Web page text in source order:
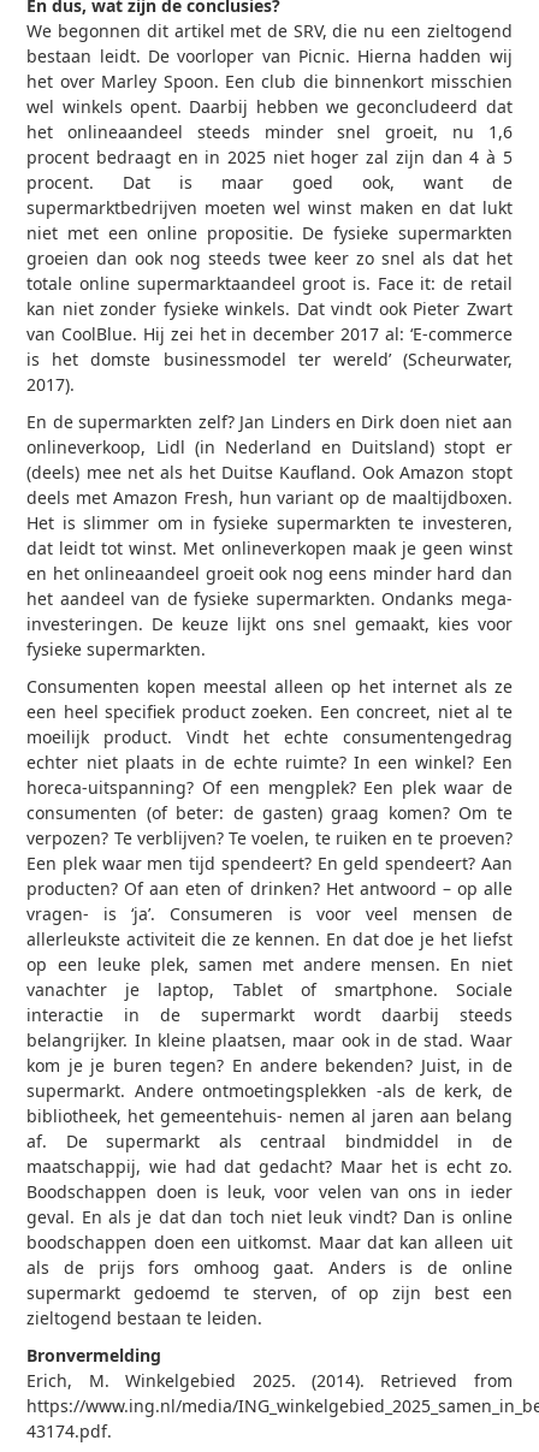
En dus, wat zijn de conclusies?
We begonnen dit artikel met de SRV, die nu een zieltogend
bestaan leidt. De voorloper van Picnic. Hierna hadden wij
het over Marley Spoon. Een club die binnenkort misschien
wel winkels opent. Daarbij hebben we geconcludeerd dat
het onlineaandeel steeds minder snel groeit, nu 1,6
procent bedraagt en in 2025 niet hoger zal zijn dan 4 à 5
procent. Dat is maar goed ook, want de
supermarktbedrijven moeten wel winst maken en dat lukt
niet met een online propositie. De fysieke supermarkten
groeien dan ook nog steeds twee keer zo snel als dat het
totale online supermarktaandeel groot is. Face it: de retail
kan niet zonder fysieke winkels. Dat vindt ook Pieter Zwart
van CoolBlue. Hij zei het in december 2017 al: ‘E-commerce
is het domste businessmodel ter wereld’ (Scheurwater,
2017).
En de supermarkten zelf? Jan Linders en Dirk doen niet aan
onlineverkoop, Lidl (in Nederland en Duitsland) stopt er
(deels) mee net als het Duitse Kaufland. Ook Amazon stopt
deels met Amazon Fresh, hun variant op de maaltijdboxen.
Het is slimmer om in fysieke supermarkten te investeren,
dat leidt tot winst. Met onlineverkopen maak je geen winst
en het onlineaandeel groeit ook nog eens minder hard dan
het aandeel van de fysieke supermarkten. Ondanks mega-
investeringen. De keuze lijkt ons snel gemaakt, kies voor
fysieke supermarkten.
Consumenten kopen meestal alleen op het internet als ze
een heel specifiek product zoeken. Een concreet, niet al te
moeilijk product. Vindt het echte consumentengedrag
echter niet plaats in de echte ruimte? In een winkel? Een
horeca-uitspanning? Of een mengplek? Een plek waar de
consumenten (of beter: de gasten) graag komen? Om te
verpozen? Te verblijven? Te voelen, te ruiken en te proeven?
Een plek waar men tijd spendeert? En geld spendeert? Aan
producten? Of aan eten of drinken? Het antwoord – op alle
vragen- is ‘ja’. Consumeren is voor veel mensen de
allerleukste activiteit die ze kennen. En dat doe je het liefst
op een leuke plek, samen met andere mensen. En niet
vanachter je laptop, Tablet of smartphone. Sociale
interactie in de supermarkt wordt daarbij steeds
belangrijker. In kleine plaatsen, maar ook in de stad. Waar
kom je je buren tegen? En andere bekenden? Juist, in de
supermarkt. Andere ontmoetingsplekken -als de kerk, de
bibliotheek, het gemeentehuis- nemen al jaren aan belang
af. De supermarkt als centraal bindmiddel in de
maatschappij, wie had dat gedacht? Maar het is echt zo.
Boodschappen doen is leuk, voor velen van ons in ieder
geval. En als je dat dan toch niet leuk vindt? Dan is online
boodschappen doen een uitkomst. Maar dat kan alleen uit
als de prijs fors omhoog gaat. Anders is de online
supermarkt gedoemd te sterven, of op zijn best een
zieltogend bestaan te leiden.
Bronvermelding
Erich, M. Winkelgebied 2025. (2014). Retrieved from
https://www.ing.nl/media/
43174.pdf.